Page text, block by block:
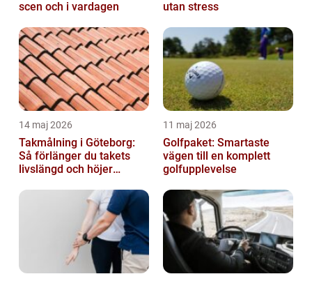
scen och i vardagen
utan stress
14 maj 2026
Takmålning i Göteborg:
Så förlänger du takets
livslängd och höjer
11 maj 2026
Golfpaket: Smartaste
vägen till en komplett
golfupplevelse